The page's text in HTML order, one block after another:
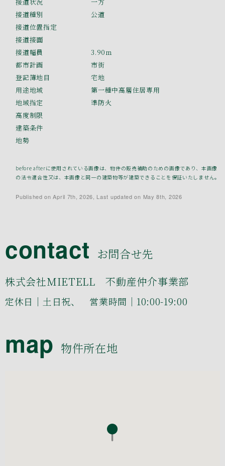
接道種別
公道
接道位置指定
接道接面
接道幅員
3.90ｍ
都市計画
市街
登記簿地目
宅地
用途地域
第一種中高層住居専用
地域指定
準防火
高度制限
建築条件
地勢
before afterに使用されている画像は、物件の販売補助のための画像であり、本画像
の法令適合性又は、本画像と同一の建築物等が建築できることを保証いたしません。
Published on April 7th, 2026, Last updated on May 8th, 2026
contact お問合せ先
株式会社MIETELL 不動産仲介事業部
定休日｜土日祝、 営業時間｜10:00-19:00
map 物件所在地